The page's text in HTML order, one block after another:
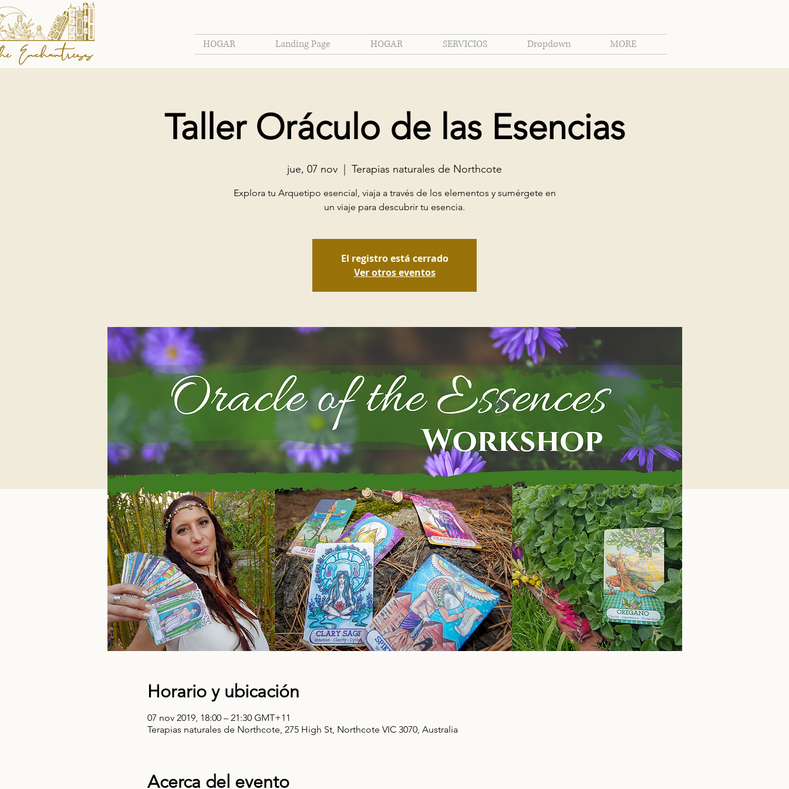
HOGAR Landing Page HOGAR SERVICIOS Dropdown MORE
Taller Oráculo de las Esencias
jue, 07 nov Terapias naturales de Northcote
Explora tu Arquetipo esencial, viaja a través de los elementos y sumérgete en
un viaje para descubrir tu esencia.
El registro está cerrado
Ver otros eventos
Horario y ubicación
07 nov 2019, 18:00 – 21:30 GMT+11
Terapias naturales de Northcote, 275 High St, Northcote VIC 3070, Australia
Acerca del evento